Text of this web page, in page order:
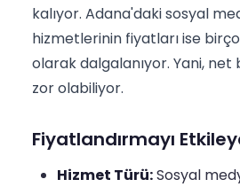
kalıyor. Adana'daki sosyal
hizmetlerinin fiyatları ise
olarak dalgalanıyor. Yani,
zor olabiliyor.
Fiyatlandırmayı
Hizmet Türü:Sosyal